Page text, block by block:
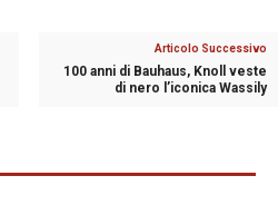
Articolo Successivo
100 anni di Bauhaus, Knoll veste
di nero l’iconica Wassily